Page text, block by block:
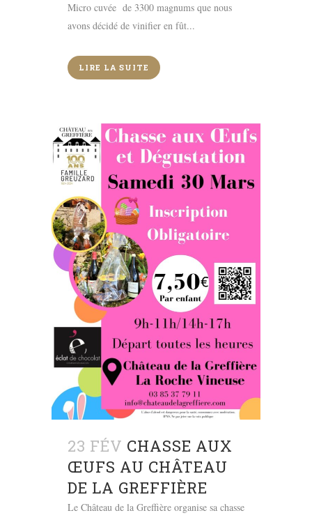
Micro cuvée de 3300 magnums que nous
avons décidé de vinifier en fût...
LIRE LA SUITE
23 FÉV CHASSE AUX
ŒUFS AU CHÂTEAU
DE LA GREFFIÈRE
Le Château de la Greffière organise sa chasse